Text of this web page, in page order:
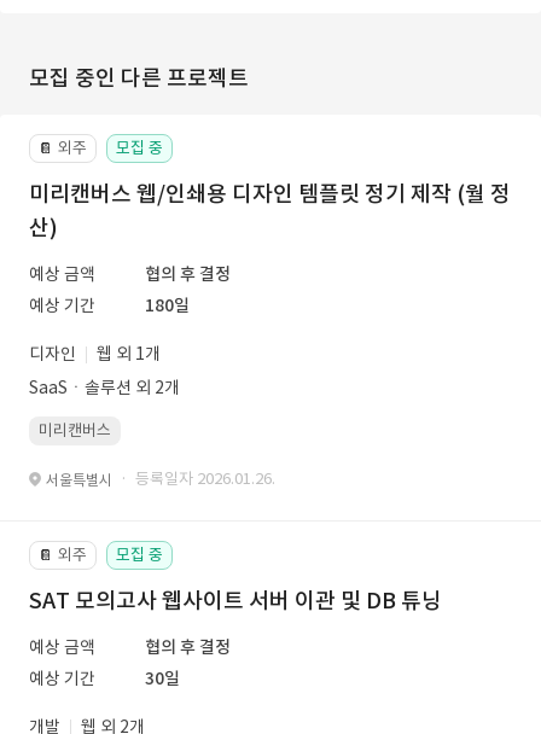
모집 중인 다른 프로젝트
📔 외주 모집 중
미리캔버스 웹/인쇄용 디자인 템플릿 정기 제작 (월 정
산)
예상 금액
협의 후 결정
예상 기간
180일
디자인
웹 외 1개
SaaSㆍ솔루션 외 2개
미리캔버스
서울특별시 · 등록일자 2026.01.26.
📔 외주 모집 중
SAT 모의고사 웹사이트 서버 이관 및 DB 튜닝
예상 금액
협의 후 결정
예상 기간
30일
개발
웹 외 2개